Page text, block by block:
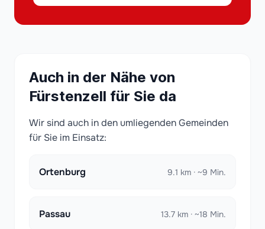
Auch in der Nähe von
Fürstenzell für Sie da
Wir sind auch in den umliegenden Gemeinden
für Sie im Einsatz:
Ortenburg 9.1 km · ~9 Min.
Passau 13.7 km · ~18 Min.